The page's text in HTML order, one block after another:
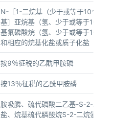
N-［1-二烷基（少于或等于10个碳
基］亚烷基（氢、少于或等于10个
基氟磷酸烷（氢、少于或等于10个
和相应的烷基化盐或质子化盐
按9％征税的乙酰甲胺磷
按13％征税的乙酰甲胺磷
胺吸膦、硫代磷酸二乙基-S-2-二乙
盐、烷基硫代膦酸烷S-2-二烷氨基